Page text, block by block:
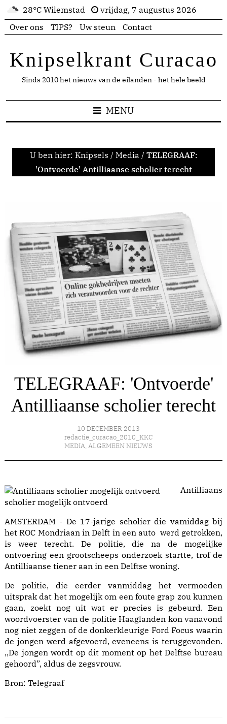
28°C Wilemstad
vrijdag, 7 augustus 2026
Over ons
TIPS? Uw steun Contact
Knipselkrant Curacao
Sinds 2010 het nieuws van de eilanden - het hele beeld
MENU
U ben hier: Knipsels / Media / TELEGRAAF:
'Ontvoerde' Antilliaanse scholier terecht
TELEGRAAF: 'Ontvoerde'
Antilliaanse scholier terecht
10 DECEMBER 2013
redactie_curacao_2010_KKC
MEDIA, ALGEMEEN NIEUWS
Antilliaans
scholier mogelijk ontvoerd
AMSTERDAM - De 17-jarige scholier die vamiddag bij
het ROC Mondriaan in Delft in een auto werd getrokken,
is weer terecht. De politie, die na de mogelijke
ontvoering een grootscheeps onderzoek startte, trof de
Antilliaanse tiener aan in een Delftse woning.
De politie, die eerder vanmiddag het vermoeden
uitsprak dat het mogelijk om een foute grap zou kunnen
gaan, zoekt nog uit wat er precies is gebeurd. Een
woordvoerster van de politie Haaglanden kon vanavond
nog niet zeggen of de donkerkleurige Ford Focus waarin
de jongen werd afgevoerd, eveneens is teruggevonden.
,,De jongen wordt op dit moment op het Delftse bureau
gehoord”, aldus de zegsvrouw.
Bron: Telegraaf